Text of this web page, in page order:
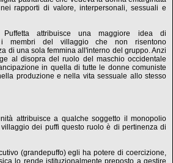
rapporti di valore, interpersonali, sessuali e
Puffetta attribuisce una maggiore idea di
membri del villaggio che non risentono
di una sola femmina all'interno del gruppo. Anzi
al disopra del ruolo del maschio occidentale
in quella di tutte le donne comuniste
produzione e nella vita sessuale allo stesso
attribuisce a qualche soggetto il monopolio
dei puffi questo ruolo è di pertinenza di
(grandepuffo) egli ha potere di coercizione,
lo rende istituzionalmente preposto a gestire